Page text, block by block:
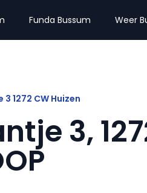
Funda Bussum Weer
1272 CW Huizen
3,